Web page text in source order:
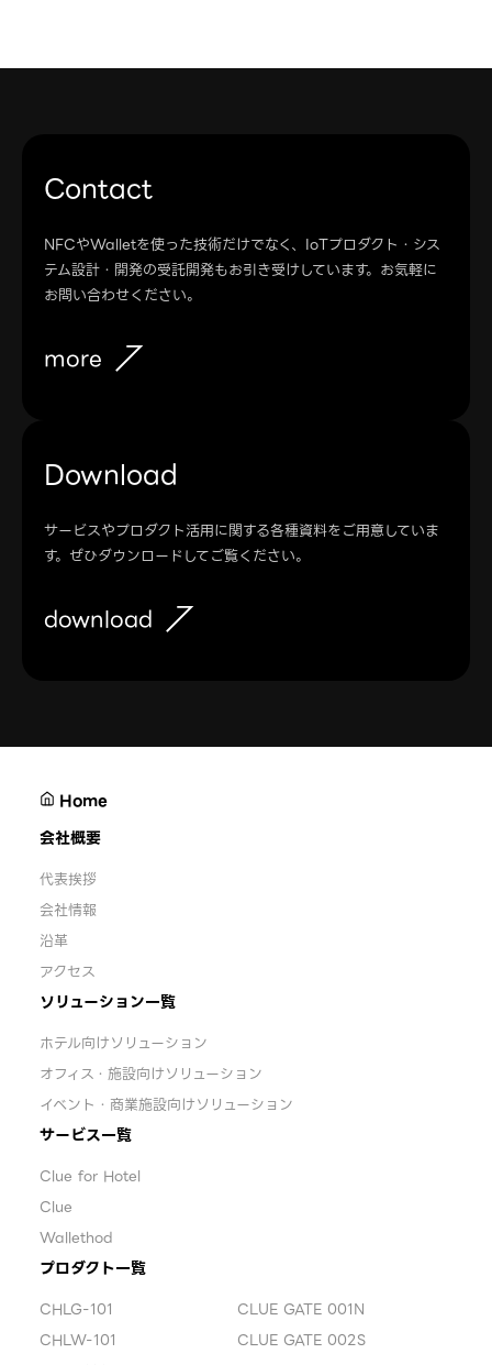
Contact
NFCやWalletを使った技術だけでなく、IoTプロダクト・シス
テム設計・開発の受託開発もお引き受けしています。お気軽に
お問い合わせください。
more
Download
サービスやプロダクト活用に関する各種資料をご用意していま
す。ぜひダウンロードしてご覧ください。
download
Home
会社概要
代表挨拶
会社情報
沿革
アクセス
ソリューション一覧
ホテル向けソリューション
オフィス・施設向けソリューション
イベント・商業施設向けソリューション
サービス一覧
Clue for Hotel
Clue
Wallethod
プロダクト一覧
CHLG-101
CHLW-101
CLUE GATE 001N
CLUE GATE 002S